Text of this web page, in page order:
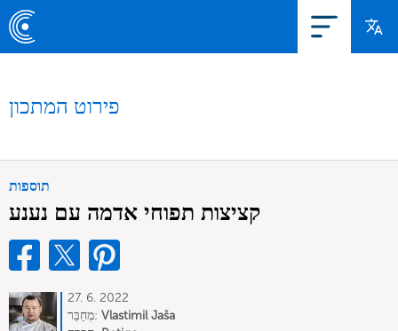
פירוט המתכון
תוספות
קציצות תפוחי אדמה עם נענע
27. 6. 2022
מְחַבֵּר: Vlastimil Jaša